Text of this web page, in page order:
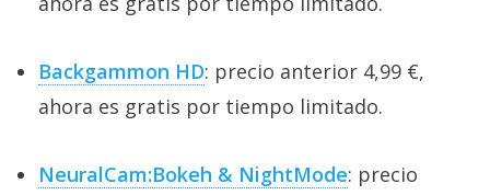
Backgammon HD: precio anterior 4,99 €,
ahora es gratis por tiempo limitado.
NeuralCam:Bokeh & NightMode: precio